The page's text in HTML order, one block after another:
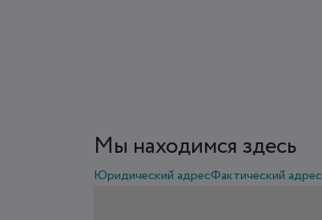
Мы находимся здесь
Юридический адресФактический адрес